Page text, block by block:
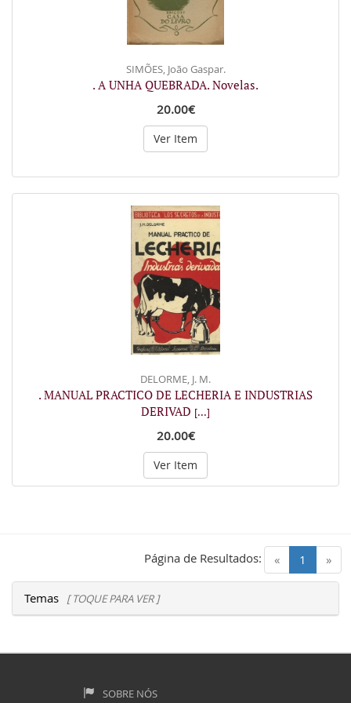
SIMÕES, João Gaspar.
. A UNHA QUEBRADA. Novelas.
20.00€
Ver Item
DELORME, J. M.
. MANUAL PRACTICO DE LECHERIA E INDUSTRIAS
DERIVAD [...]
20.00€
Ver Item
« 1 (current)
»
Página de Resultados:
Temas [ TOQUE PARA VER ]
SOBRE NÓS